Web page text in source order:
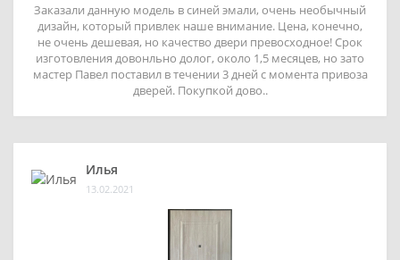
Заказали данную модель в синей эмали, очень необычный
дизайн, который привлек наше внимание. Цена, конечно,
не очень дешевая, но качество двери превосходное! Срок
изготовления довонльно долог, около 1,5 месяцев, но зато
мастер Павел поставил в течении 3 дней с момента привоза
дверей. Покупкой дово..
Илья
13.02.2021